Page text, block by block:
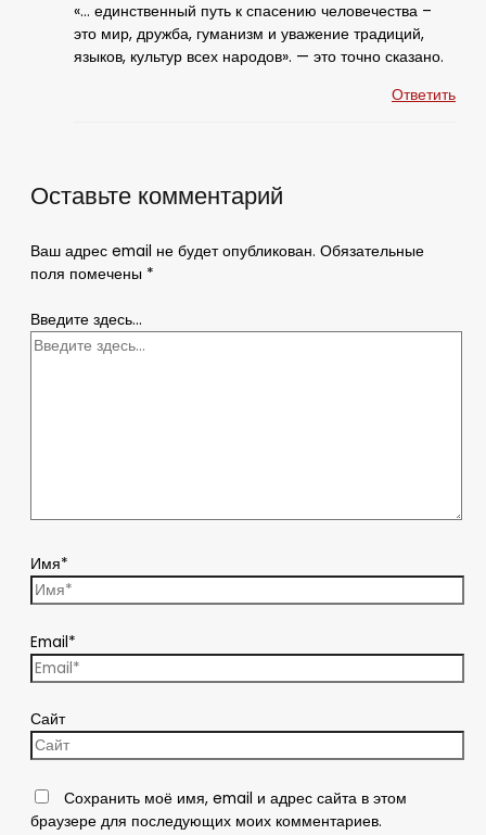
«… единственный путь к спасению человечества –
это мир, дружба, гуманизм и уважение традиций,
языков, культур всех народов». — это точно сказано.
Ответить
Оставьте комментарий
Ваш адрес email не будет опубликован. Обязательные
поля помечены *
Введите здесь...
Имя*
Email*
Сайт
Сохранить моё имя, email и адрес сайта в этом
браузере для последующих моих комментариев.